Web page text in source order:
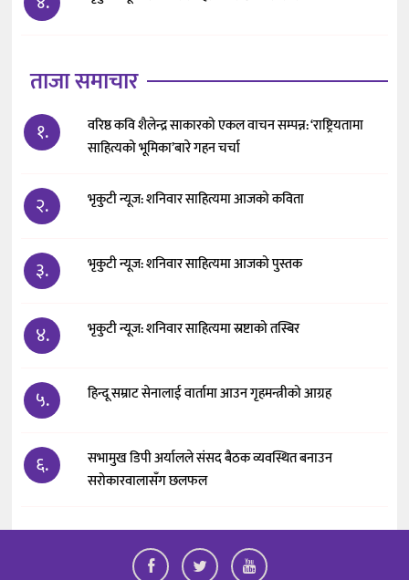
ताजा समाचार
१.
वरिष्ठ कवि शैलेन्द्र साकारको एकल वाचन सम्पन्न: ‘राष्ट्रियतामा
साहित्यको भूमिका’बारे गहन चर्चा
२. भृकुटी न्यूज: शनिवार साहित्यमा आजको कविता
३. भृकुटी न्यूज: शनिवार साहित्यमा आजको पुस्तक
४. भृकुटी न्यूज: शनिवार साहित्यमा स्रष्टाको तस्बिर
५. हिन्दू सम्राट सेनालाई वार्तामा आउन गृहमन्त्रीको आग्रह
६.
सभामुख डिपी अर्यालले संसद बैठक व्यवस्थित बनाउन
सरोकारवालासँग छलफल